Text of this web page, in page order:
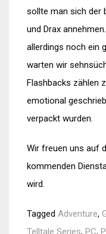
sollte man sich der
und Drax
allerdings noch ein
warten wir
Flashbacks zählen
emotional
verpackt wurden.
Wir freuen uns auf
kommenden
wird.
Tagged Adventure,
Telltale Series, PC,